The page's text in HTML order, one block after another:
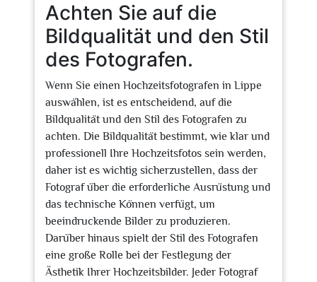
Achten Sie auf die
Bildqualität und den Stil
des Fotografen.
Wenn Sie einen Hochzeitsfotografen in Lippe
auswählen, ist es entscheidend, auf die
Bildqualität und den Stil des Fotografen zu
achten. Die Bildqualität bestimmt, wie klar und
professionell Ihre Hochzeitsfotos sein werden,
daher ist es wichtig sicherzustellen, dass der
Fotograf über die erforderliche Ausrüstung und
das technische Können verfügt, um
beeindruckende Bilder zu produzieren.
Darüber hinaus spielt der Stil des Fotografen
eine große Rolle bei der Festlegung der
Ästhetik Ihrer Hochzeitsbilder. Jeder Fotograf